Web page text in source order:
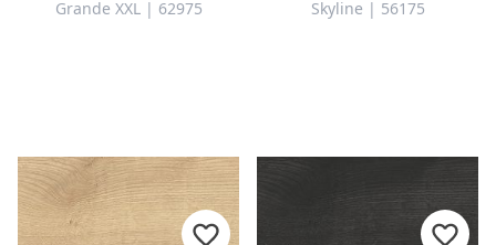
Grande XXL | 62975 Skyline | 56175